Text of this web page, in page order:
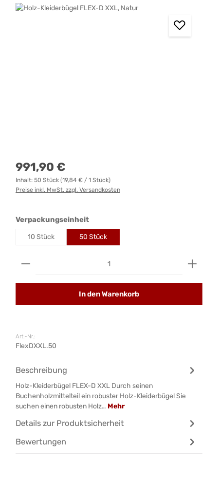
Bildergalerie überspringen
Regulärer Preis:
991,90 €
Inhalt: 50 Stück (19,84 € / 1 Stück)
Preise inkl. MwSt. zzgl. Versandkosten
Verpackungseinheitauswählen
10 Stück 50 Stück
Produkt Anzahl: Gib den gewünschten Wert
In den Warenkorb
Art.-Nr.:
FlexDXXL.50
Beschreibung
Holz-Kleiderbügel FLEX-D XXL Durch seinen
Buchenholzmittelteil ein robuster Holz-Kleiderbügel Sie
suchen einen robusten Holz… Mehr
Details zur Produktsicherheit
Bewertungen